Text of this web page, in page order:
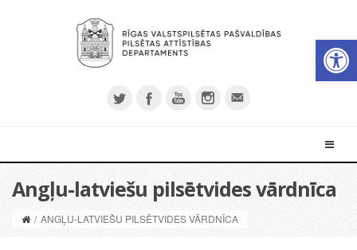
Angļu-latviešu pilsētvides vārdnīca
/ ANGĻU-LATVIEŠU PILSĒTVIDES VĀRDNĪCA